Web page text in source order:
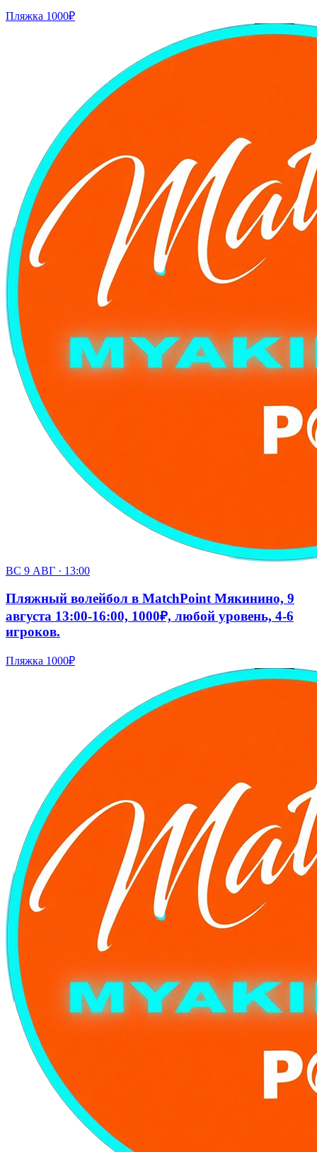
Пляжка 1000₽
ВС 9 АВГ · 13:00
Пляжный волейбол в MatchPoint Мякинино, 9
августа 13:00-16:00, 1000₽, любой уровень, 4-6
игроков.
Пляжка 1000₽